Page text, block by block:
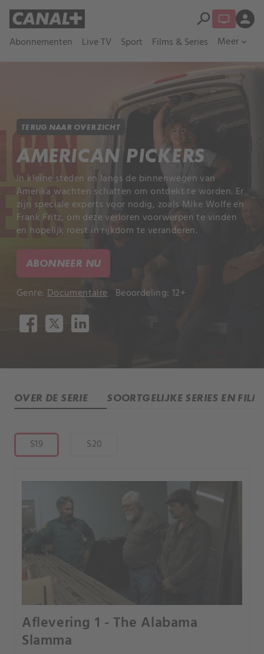
Abonnementen Live TV Sport Films & Series Meer expand_more
search person
TERUG NAAR OVERZICHT
AMERICAN PICKERS
In kleine steden en langs de binnenwegen van
Amerika wachten schatten om ontdekt te worden. Er
zijn speciale experts voor nodig, zoals Mike Wolfe en
Frank Fritz, om deze verloren voorwerpen te vinden
en hopelijk roest in rijkdom te veranderen.
ABONNEER NU
Genre: Documentaire Beoordeling: 12+
OVER DE SERIE SOORTGELIJKE SERIES EN
S19 S20
Aflevering 1 - The Alabama
Slamma